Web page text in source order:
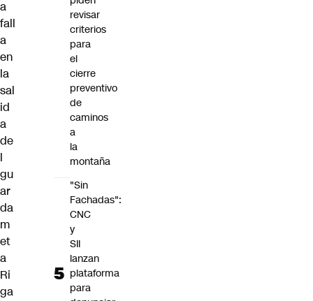
a
fall
a
en
la
sal
id
a
de
l
gu
ar
da
m
et
a
Ri
ga
revisar
criterios
para
el
cierre
preventivo
de
caminos
a
la
montaña
"Sin
Fachadas":
CNC
y
SII
lanzan
plataforma
para